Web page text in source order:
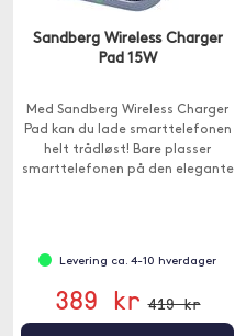
Sandberg Wireless Charger
Pad 15W
Med Sandberg Wireless Charger
Pad kan du lade smarttelefonen
helt trådløst! Bare plasser
smarttelefonen på den elegante
Levering ca. 4-10 hverdager
389 kr 419 kr